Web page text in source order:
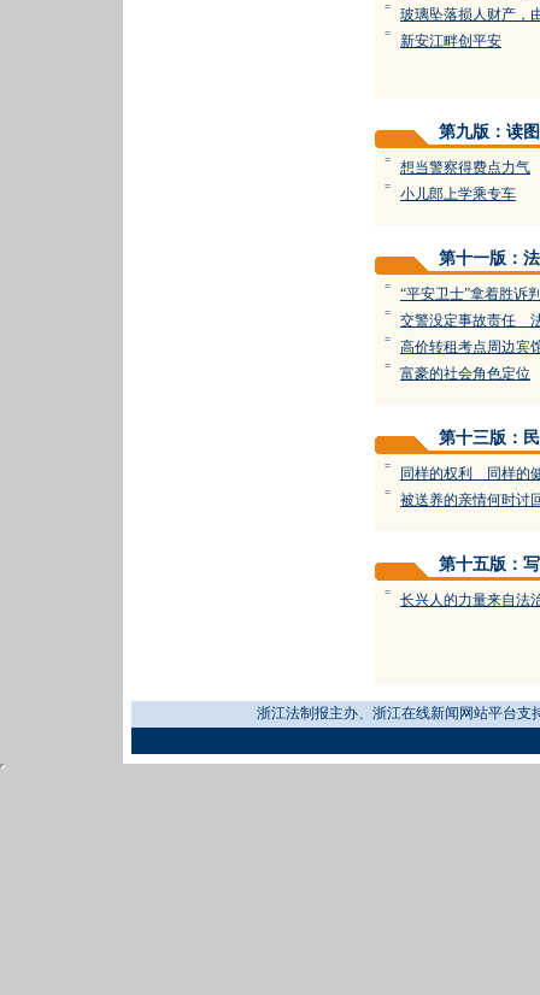
= 玻璃坠落损人财产，
= 新安江畔创平安
第九版：读图
= 想当警察得费点力气
= 小儿郎上学乘专车
第十一版：
= “平安卫士”拿着胜诉
= 交警没定事故责任
= 高价转租考点周边宾
= 富豪的社会角色定位
第十三版：
= 同样的权利 同样的
= 被送养的亲情何时讨
第十五版：
= 长兴人的力量来自法
浙江法制报主办、浙江在线新闻网站平台